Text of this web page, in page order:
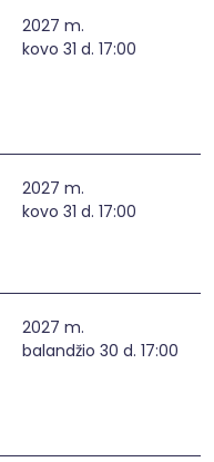
2027 m.
kovo 31 d. 17:00
2027 m.
kovo 31 d. 17:00
2027 m.
balandžio 30 d. 17:00